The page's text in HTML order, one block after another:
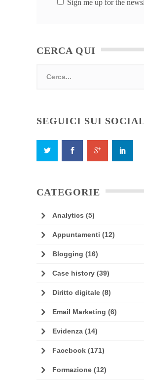
Sign me up for the
CERCA QUI
SEGUICI SUI
CATEGORIE
Analytics (5)
Appuntamenti (12)
Blogging (16)
Case history (39)
Diritto digitale (8)
Email Marketing (6)
Evidenza (14)
Facebook (171)
Formazione (12)